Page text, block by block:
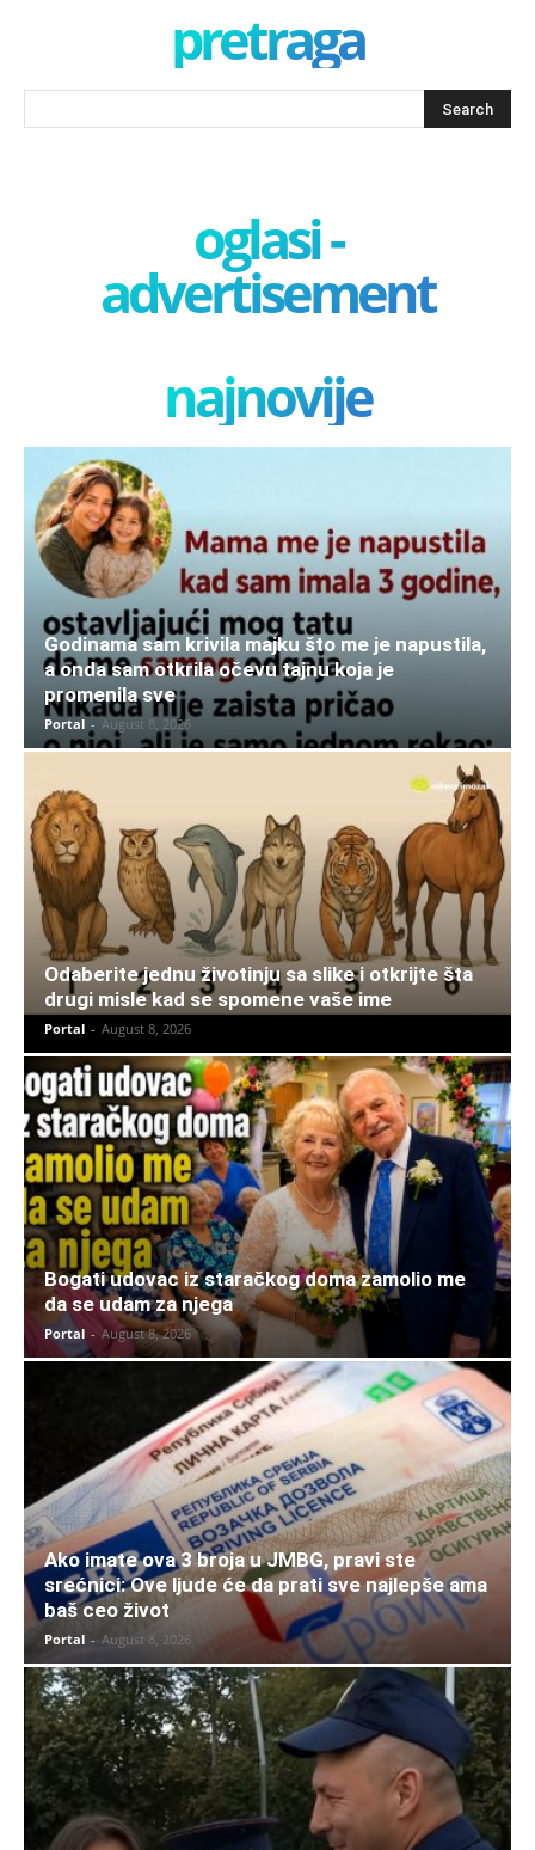
pretraga
oglasi -
advertisement
najnovije
Godinama sam krivila majku što me je napustila,
a onda sam otkrila očevu tajnu koja je
promenila sve
Portal - August 8, 2026
Odaberite jednu životinju sa slike i otkrijte šta
drugi misle kad se spomene vaše ime
Portal - August 8, 2026
Bogati udovac iz staračkog doma zamolio me
da se udam za njega
Portal - August 8, 2026
Ako imate ova 3 broja u JMBG, pravi ste
srećnici: Ove ljude će da prati sve najlepše ama
baš ceo život
Portal - August 8, 2026